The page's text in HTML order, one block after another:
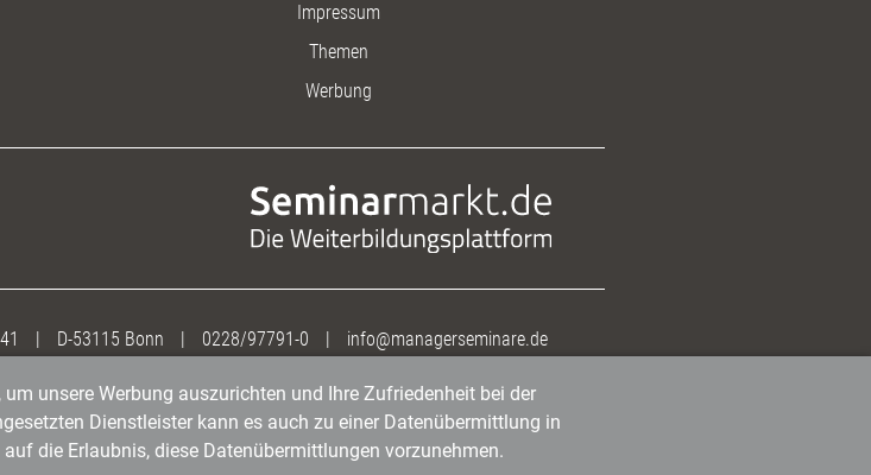
Impressum
Themen
Werbung
| D-53115 Bonn | 0228/97791-0 | info@managerseminare.de
unsere Werbung auszurichten und Ihre Zufriedenheit bei der
Dienstleister kann es auch zu einer Datenübermittlung in
die Erlaubnis, diese Datenübermittlungen vorzunehmen.